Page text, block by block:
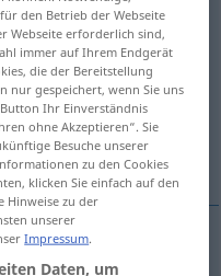
erteilen
den Betrieb der Webseite
Webseite erforderlich sind,
immer auf Ihrem Endgerät
die der Bereitstellung
nur gespeichert, wenn Sie uns
Ihr Einverständnis
ohne Akzeptieren“. Sie
Besuche unserer
zu den Cookies
klicken Sie einfach auf den
Hinweise zu der
unserer
Impressum.
Daten, um